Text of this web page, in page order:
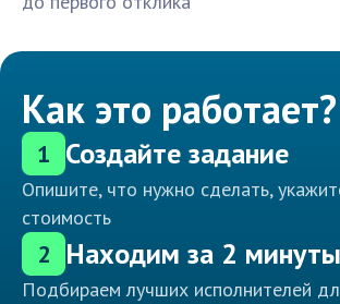
Как это работает?
1 Создайте задание
Опишите, что нужно сделать,
стоимость
2 Находим за 2 минуты
Подбираем лучших исполнителей